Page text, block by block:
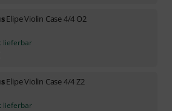
Elipe Violin Case 4/4 O2
lieferbar
Elipe Violin Case 4/4 Z2
lieferbar